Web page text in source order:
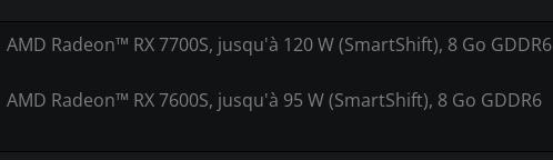
AMD Radeon™ RX 7700S, jusqu'à 120 W (SmartShift), 8 Go GDDR6
AMD Radeon™ RX 7600S, jusqu'à 95 W (SmartShift), 8 Go GDDR6